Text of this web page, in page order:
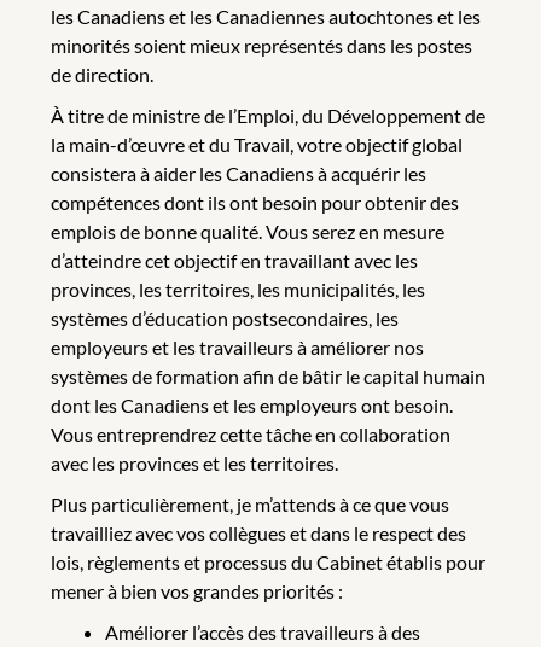
les Canadiens et les Canadiennes autochtones et les
minorités soient mieux représentés dans les postes
de direction.
À titre de ministre de l’Emploi, du Développement de
la main-d’œuvre et du Travail, votre objectif global
consistera à aider les Canadiens à acquérir les
compétences dont ils ont besoin pour obtenir des
emplois de bonne qualité. Vous serez en mesure
d’atteindre cet objectif en travaillant avec les
provinces, les territoires, les municipalités, les
systèmes d’éducation postsecondaires, les
employeurs et les travailleurs à améliorer nos
systèmes de formation afin de bâtir le capital humain
dont les Canadiens et les employeurs ont besoin.
Vous entreprendrez cette tâche en collaboration
avec les provinces et les territoires.
Plus particulièrement, je m’attends à ce que vous
travailliez avec vos collègues et dans le respect des
lois, règlements et processus du Cabinet établis pour
mener à bien vos grandes priorités :
Améliorer l’accès des travailleurs à des